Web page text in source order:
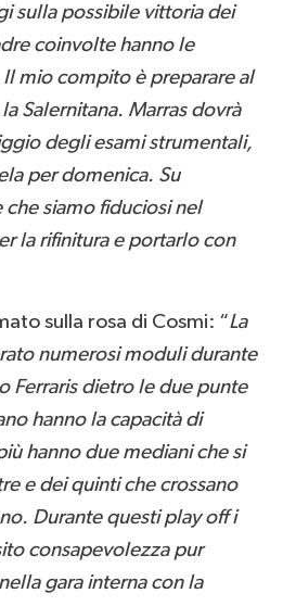
sulla possibile vittoria dei
coinvolte hanno le
mio compito è preparare al
Salernitana. Marras dovrà
degli esami strumentali,
per domenica. Su
siamo fiduciosi nel
la rifinitura e portarlo con
sulla rosa di Cosmi: “La
numerosi moduli durante
Ferraris dietro le due punte
hanno la capacità di
hanno due mediani che si
e dei quinti che crossano
Durante questi play off i
consapevolezza pur
gara interna con la